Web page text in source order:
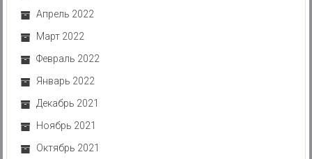
Апрель 2022
Март 2022
Февраль 2022
Январь 2022
Декабрь 2021
Ноябрь 2021
Октябрь 2021